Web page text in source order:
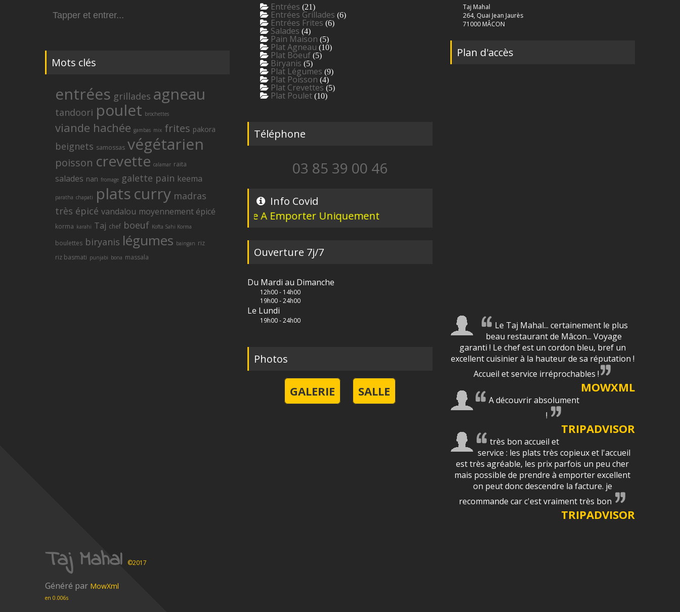
for:
Mots clés
entrées grillades agneau
tandoori poulet brochettes
viande hachée gambas mix frites pakora
beignets samossas végétarien
poisson crevette calamar raita
salades nan fromage galette pain keema
paratha chapati platscurry madras
très épicé vandalou moyennement épicé
korma karahi Taj chef boeuf Kofta Sahi Korma
boulettes biryanis légumes baingan riz
riz basmati punjabi bona massala
Entrées (21)
Entrées Grillades (6)
Entrées Frites (6)
Salades (4)
Pain Maison (5)
Plat Agneau (10)
Plat Boeuf (5)
Biryanis (5)
Plat Légumes (9)
Plat Poisson (4)
Plat Crevettes (5)
Plat Poulet (10)
Téléphone
03 85 39 00 46
Info Covid
Service A Emporter Uniquement
Ouverture 7j/7
Du Mardi au Dimanche
12h00 - 14h00
19h00 - 24h00
Le Lundi
19h00 - 24h00
Photos
GALERIE SALLE
Taj Mahal
264, Quai Jean Jaurès
71000 MÂCON
Plan d'accès
Le Taj Mahal... certainement le plus
beau restaurant de Mâcon... Voyage
garanti ! Le chef est un cordon bleu, bref un
excellent cuisinier à la hauteur de sa réputation !
Accueil et service irréprochables !
MOWXML
A découvrir absolument
!
TRIPADVISOR
très bon accueil et
service : les plats très copieux et l'accueil
est très agréable, les prix parfois un peu cher
mais possible de prendre à emporter excellent
on peut donc descendre la facture. je
recommande car c'est vraiment très bon
TRIPADVISOR
Taj Mahal ©2017
Généré par MowXml
en 0.006s